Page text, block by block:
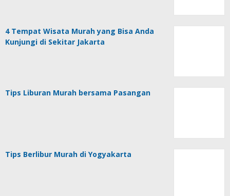
4 Tempat Wisata Murah yang Bisa Anda
Kunjungi di Sekitar Jakarta
Tips Liburan Murah bersama Pasangan
Tips Berlibur Murah di Yogyakarta